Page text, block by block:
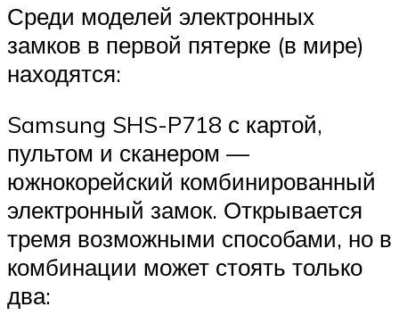
Среди моделей электронных
замков в первой пятерке (в мире)
находятся:
Samsung SHS-P718 с картой,
пультом и сканером —
южнокорейский комбинированный
электронный замок. Открывается
тремя возможными способами, но в
комбинации может стоять только
два: